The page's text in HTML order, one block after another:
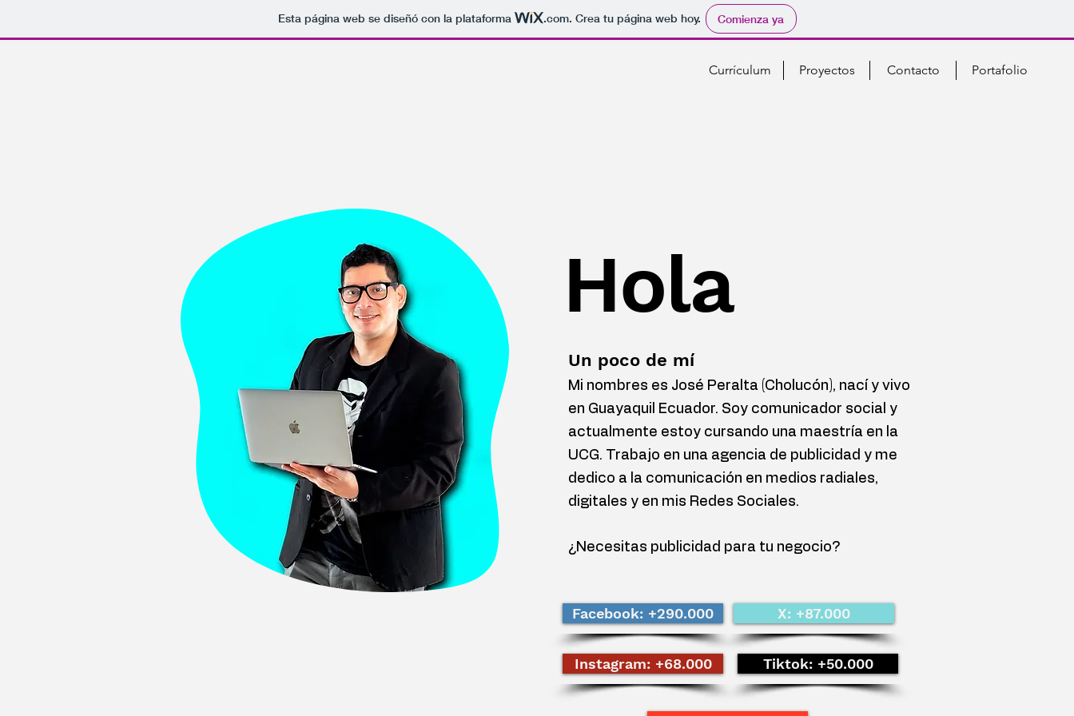
Esta página web se diseñó con la plataforma .com. Crea tu página web hoy. Comienza ya
Currículum Proyectos Contacto Portafolio
Hola
Un poco de mí
Mi nombres es José Peralta (Cholucón), nací y vivo
en Guayaquil Ecuador. Soy comunicador social y
actualmente estoy cursando una maestría en la
UCG. Trabajo en una agencia de publicidad y me
dedico a la comunicación en medios radiales,
digitales y en mis Redes Sociales.
¿Necesitas publicidad para tu negocio?
Facebook: +290.000 X: +87.000
Instagram: +68.000 Tiktok: +50.000